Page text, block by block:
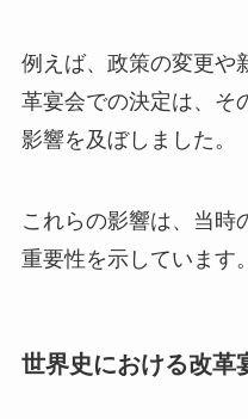
例えば、政策の変更や
革宴会での決定は、そ
影響を及ぼしました。
これらの影響は、当時
重要性を示しています。
世界史における改革